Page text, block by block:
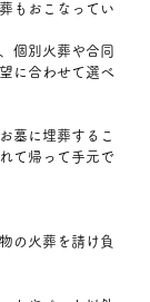
もおこなってい
個別火葬や合同
に合わせて選べ
墓に埋葬するこ
て帰って手元で
の火葬を請け負